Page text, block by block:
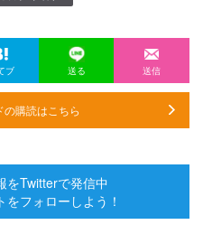
ブ 送る 送信
購読はこちら
をTwitterで発信中
フォローしよう！